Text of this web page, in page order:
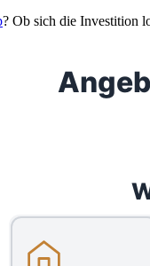
? Ob sich die Investition